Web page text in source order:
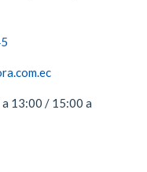
13:00 / 15:00 a